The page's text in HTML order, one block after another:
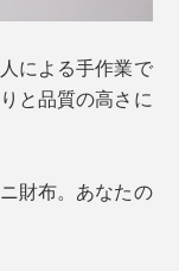
気分転換のドラ
による手作業で
と品質の高さに
財布。あなたの